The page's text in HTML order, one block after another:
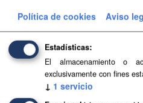
Aprobación Definitiva...
Aprobación Definitiva...
Aprobación Definitiva...
Aprobación Definitiva...
Política de cookies Aviso
Estadísticas
El almacenamiento o
exclusivamente con fines
↓ 1 servicio